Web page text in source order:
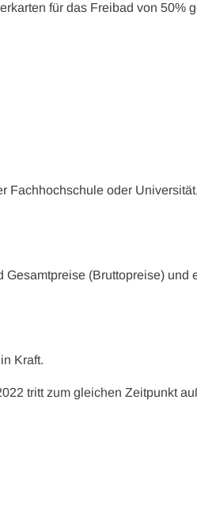
für das Freibad von 50%
Fachhochschule oder Universität,
(Bruttopreise) und
Kraft.
tritt zum gleichen Zeitpunkt